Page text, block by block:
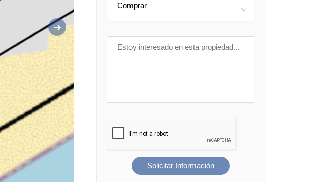
Siguiente
Comprar
Solicitar Información